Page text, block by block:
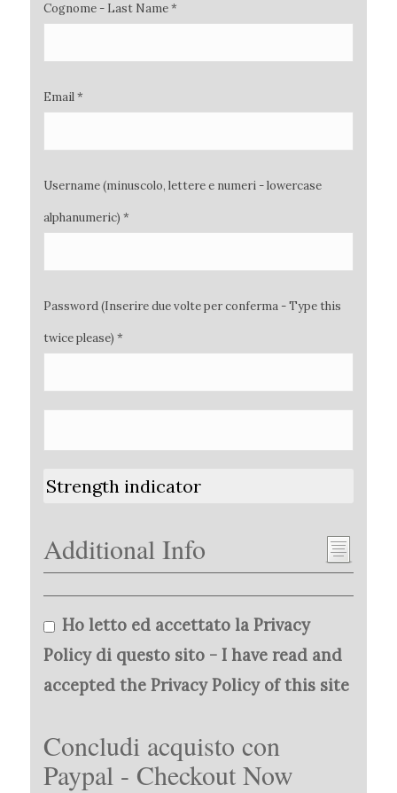
Cognome - Last Name *
Email *
Username (minuscolo, lettere e numeri - lowercase
alphanumeric) *
Password (Inserire due volte per conferma - Type this
twice please) *
Strength indicator
Additional Info
Ho letto ed accettato la Privacy
Policy di questo sito - I have read and
accepted the Privacy Policy of this site
Concludi acquisto con
Paypal - Checkout Now